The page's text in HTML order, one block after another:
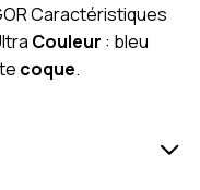
Caractéristiques
Couleur : bleu
coque.